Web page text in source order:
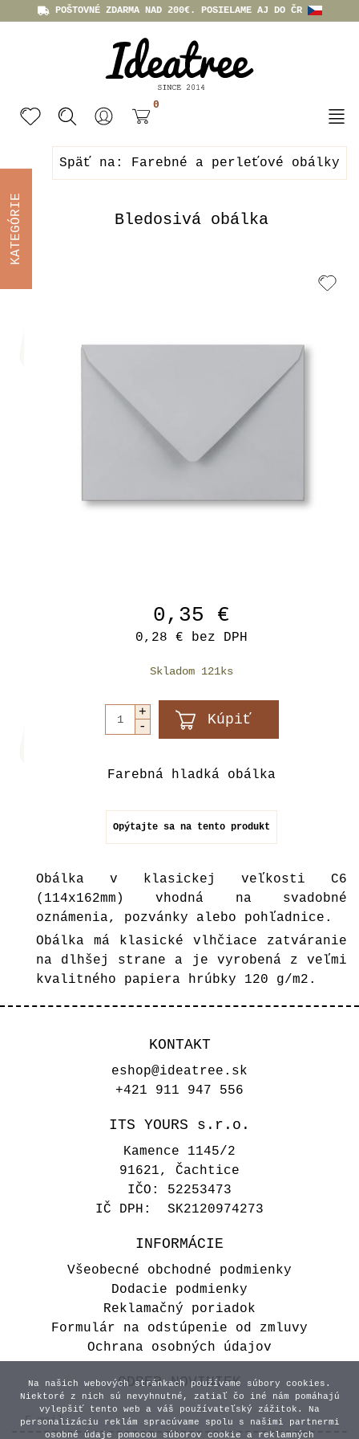
POŠTOVNÉ ZDARMA NAD 200€. POSIELAME AJ DO ČR
0
Späť na: Farebné a perleťové obálky
Bledosivá obálka
0,35 €
0,28 € bez DPH
Skladom 121ks
Farebná hladká obálka
Opýtajte sa na tento produkt
Obálka v klasickej veľkosti C6
(114x162mm) vhodná na svadobné
oznámenia, pozvánky alebo pohľadnice.
Obálka má klasické vlhčiace zatváranie
na dlhšej strane a je vyrobená z veľmi
kvalitného papiera hrúbky 120 g/m2.
KONTAKT
eshop@ideatree.sk
+421 911 947 556
ITS YOURS s.r.o.
Kamence 1145/2
91621, Čachtice
IČO: 52253473
IČ DPH: SK2120974273
INFORMÁCIE
Všeobecné obchodné podmienky
Dodacie podmienky
Reklamačný poriadok
Formulár na odstúpenie od zmluvy
Ochrana osobných údajov
ODBER NOVINIEK
KATEGÓRIE
Na našich webových stránkach používame súbory cookies.
Niektoré z nich sú nevyhnutné, zatiaľ čo iné nám pomáhajú
vylepšiť tento web a váš používateľský zážitok. Na
personalizáciu reklám spracúvame spolu s našimi partnermi
osobné údaje pomocou súborov cookie a reklamných